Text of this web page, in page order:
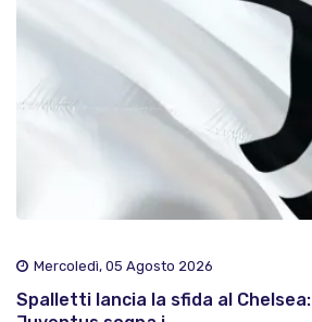
Mercoledì, 05 Agosto 2026
Spalletti lancia la sfida al